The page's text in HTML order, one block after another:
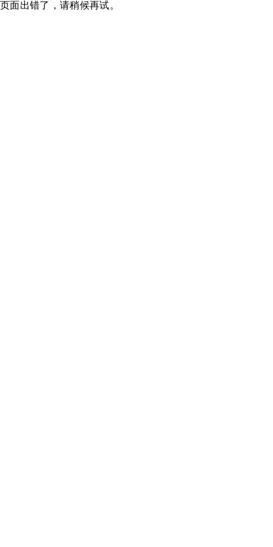
页面出错了，请稍候再试。